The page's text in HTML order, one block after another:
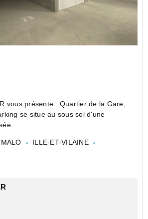
présente : Quartier de la Gare,
se situe au sous sol d'une
contactez GAB
au 06.33.15.16.88
ILLE-ET-VILAINE